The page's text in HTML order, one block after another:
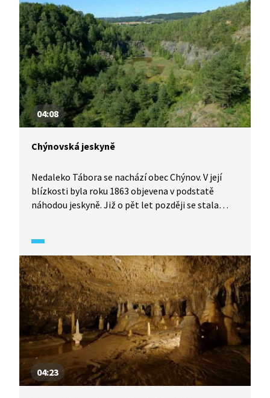
04:08
Chýnovská jeskyně
Nedaleko Tábora se nachází obec Chýnov. V její
blízkosti byla roku 1863 objevena v podstatě
náhodou jeskyně. Již o pět let později se stala
krápníkovou výzdobu, ale na obrovskou barevnou
bohatost vápenců.
04:23